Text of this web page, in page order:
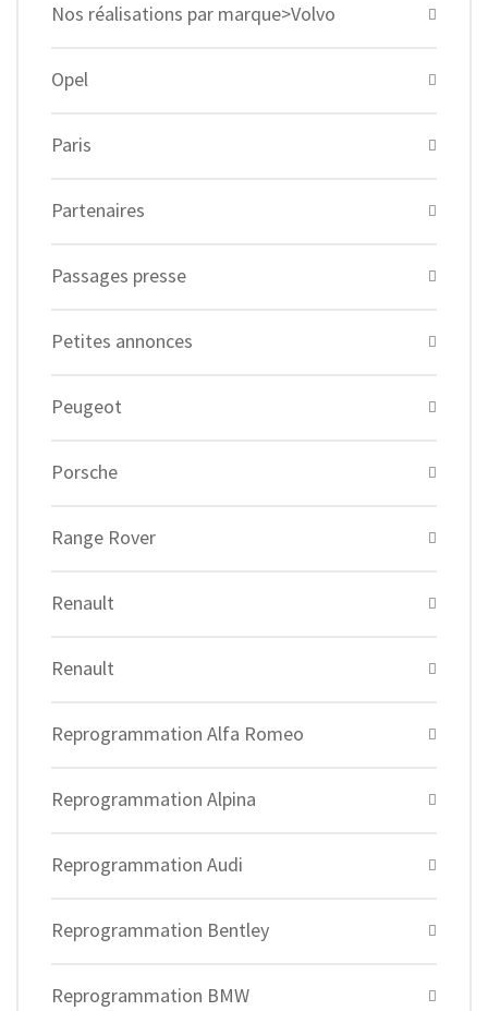
Nos réalisations par marque>Volvo
Opel
Paris
Partenaires
Passages presse
Petites annonces
Peugeot
Porsche
Range Rover
Renault
Renault
Reprogrammation Alfa Romeo
Reprogrammation Alpina
Reprogrammation Audi
Reprogrammation Bentley
Reprogrammation BMW